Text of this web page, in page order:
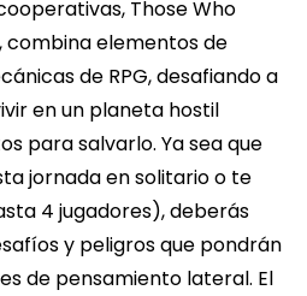
Those Who
combina elementos de
de RPG, desafiando a
en un planeta hostil
para salvarlo. Ya sea que
jornada en solitario o te
4 jugadores), deberás
y peligros que pondrán
de pensamiento lateral. El